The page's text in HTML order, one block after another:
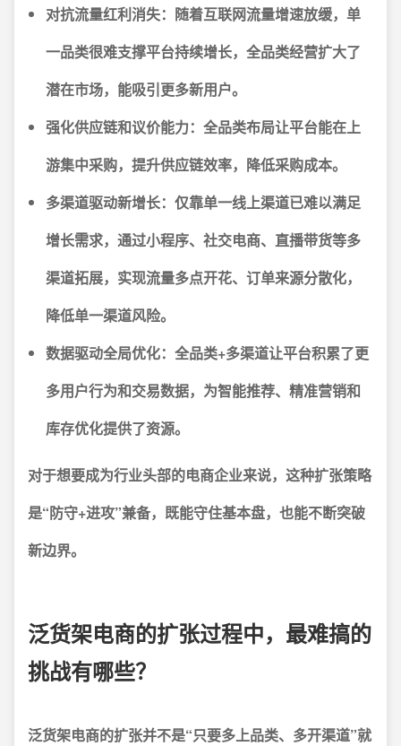
对抗流量红利消失： 随着互联网流量增速放缓，单
一品类很难支撑平台持续增长，全品类经营扩大了
潜在市场，能吸引更多新用户。
强化供应链和议价能力： 全品类布局让平台能在上
游集中采购，提升供应链效率，降低采购成本。
多渠道驱动新增长： 仅靠单一线上渠道已难以满足
增长需求，通过小程序、社交电商、直播带货等多
渠道拓展，实现流量多点开花、订单来源分散化，
降低单一渠道风险。
数据驱动全局优化： 全品类+多渠道让平台积累了更
多用户行为和交易数据，为智能推荐、精准营销和
库存优化提供了资源。
对于想要成为行业头部的电商企业来说，这种扩张策略
是“防守+进攻”兼备，既能守住基本盘，也能不断突破
新边界。
泛货架电商的扩张过程中，最难搞的
挑战有哪些？
泛货架电商的扩张并不是“只要多上品类、多开渠道”就